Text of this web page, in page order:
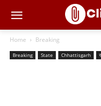
Home Breaking
Breaking State Chhattisgarh